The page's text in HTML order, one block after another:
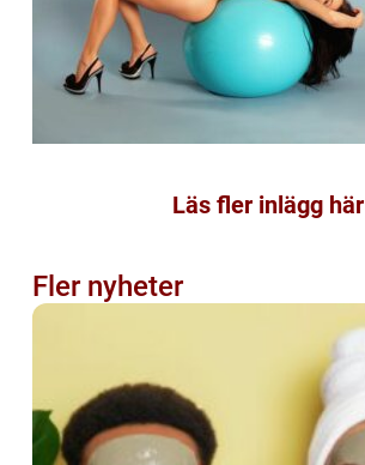
Läs fler inlägg här
Fler nyheter